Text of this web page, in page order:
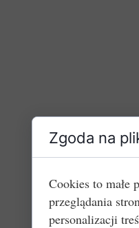
Zgoda na
Cookies to małe
przeglądania
personalizacji